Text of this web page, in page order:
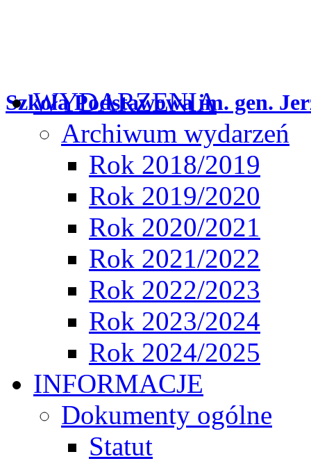
Szkoła Podstawowa im. gen.
WYDARZENIA
Archiwum wydarzeń
Rok 2018/2019
Rok 2019/2020
Rok 2020/2021
Rok 2021/2022
Rok 2022/2023
Rok 2023/2024
Rok 2024/2025
INFORMACJE
Dokumenty ogólne
Statut